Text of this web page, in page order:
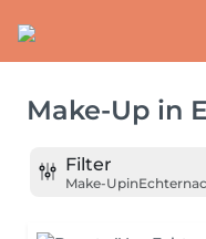
Make-Up in
Filter
Make-Upin